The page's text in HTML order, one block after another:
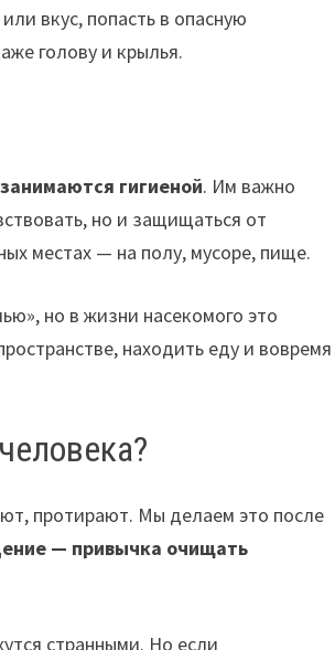
вкус, попасть в опасную
голову и крылья.
гигиеной. Им важно
но и защищаться от
местах — на полу, мусоре, пище.
но в жизни насекомого это
находить еду и вовремя
протирают. Мы делаем это после
— привычка очищать
странными. Но если